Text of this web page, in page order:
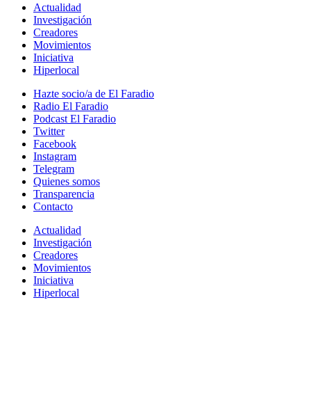
Actualidad
Investigación
Creadores
Movimientos
Iniciativa
Hiperlocal
Hazte socio/a de El Faradio
Radio El Faradio
Podcast El Faradio
Twitter
Facebook
Instagram
Telegram
Quienes somos
Transparencia
Contacto
Actualidad
Investigación
Creadores
Movimientos
Iniciativa
Hiperlocal